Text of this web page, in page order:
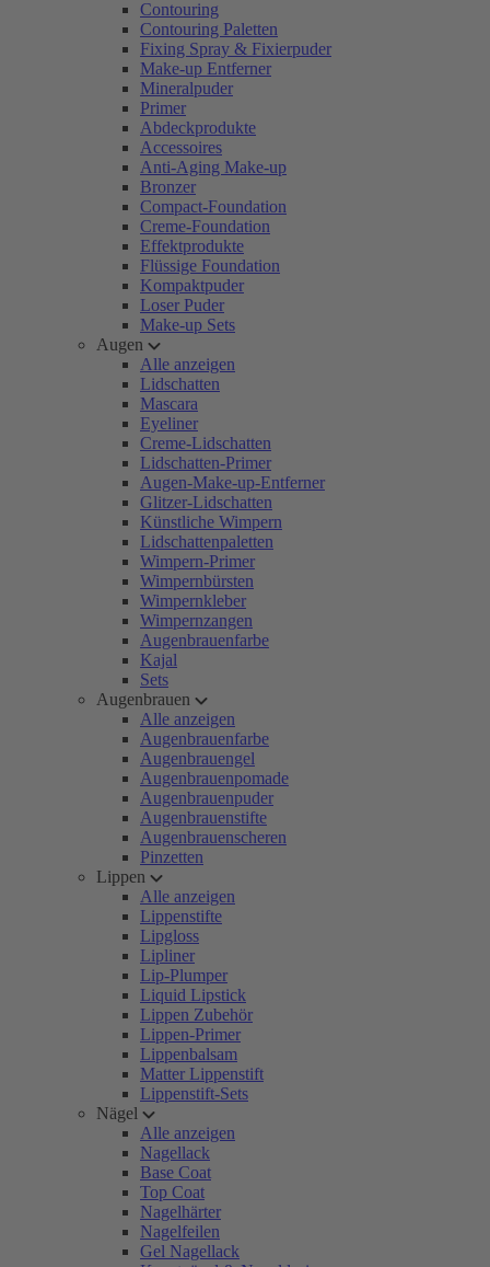
Contouring
Contouring Paletten
Fixing Spray & Fixierpuder
Make-up Entferner
Mineralpuder
Primer
Abdeckprodukte
Accessoires
Anti-Aging Make-up
Bronzer
Compact-Foundation
Creme-Foundation
Effektprodukte
Flüssige Foundation
Kompaktpuder
Loser Puder
Make-up Sets
Augen
Alle anzeigen
Lidschatten
Mascara
Eyeliner
Creme-Lidschatten
Lidschatten-Primer
Augen-Make-up-Entferner
Glitzer-Lidschatten
Künstliche Wimpern
Lidschattenpaletten
Wimpern-Primer
Wimpernbürsten
Wimpernkleber
Wimpernzangen
Augenbrauenfarbe
Kajal
Sets
Augenbrauen
Alle anzeigen
Augenbrauenfarbe
Augenbrauengel
Augenbrauenpomade
Augenbrauenpuder
Augenbrauenstifte
Augenbrauenscheren
Pinzetten
Lippen
Alle anzeigen
Lippenstifte
Lipgloss
Lipliner
Lip-Plumper
Liquid Lipstick
Lippen Zubehör
Lippen-Primer
Lippenbalsam
Matter Lippenstift
Lippenstift-Sets
Nägel
Alle anzeigen
Nagellack
Base Coat
Top Coat
Nagelhärter
Nagelfeilen
Gel Nagellack